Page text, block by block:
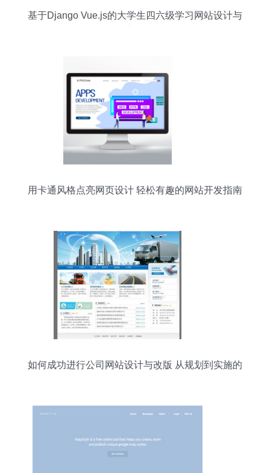
基于Django Vue.js的大学生四六级学习网站设计与
用卡通风格点亮网页设计 轻松有趣的网站开发指南
如何成功进行公司网站设计与改版 从规划到实施的